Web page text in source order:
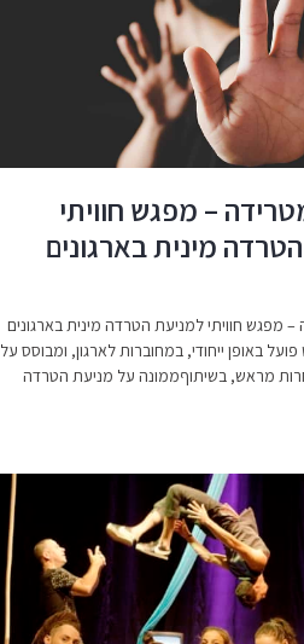
– מפגש חוויתי
מינית בארגונים
מפגש חוויתי למניעת הטרדה מינית בארגונים
באופן ייחודי, במחוברות לארגון, ומבוסס על
מראש, בשיתוףממונה על מניעת הטרדה